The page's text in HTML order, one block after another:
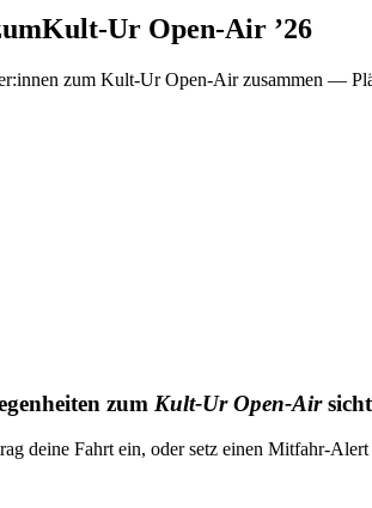
Kult-Ur Open-Air ’26
zum Kult-Ur Open-Airzusammen —
zum Kult-Ur Open-Air
deine Fahrt ein, oder setz einen Mitfahr-